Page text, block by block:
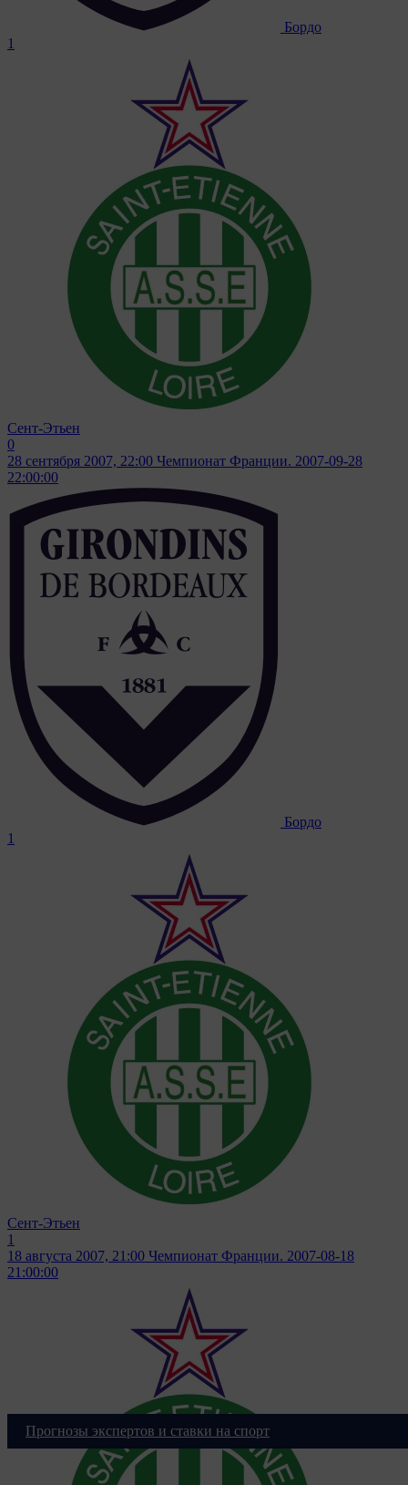
Бордо
1
Сент-Этьен
0
28 сентября 2007, 22:00 Чемпионат Франции. 2007-09-28
22:00:00
Бордо
1
Сент-Этьен
1
18 августа 2007, 21:00 Чемпионат Франции. 2007-08-18
21:00:00
Прогнозы экспертов и ставки на спорт